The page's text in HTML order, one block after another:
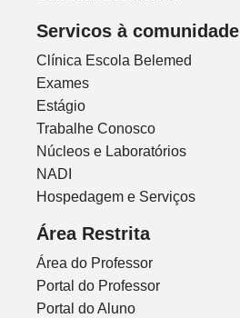
Servicos à comunidade
Clínica Escola Belemed
Exames
Estágio
Trabalhe Conosco
Núcleos e Laboratórios
NADI
Hospedagem e Serviços
Área Restrita
Área do Professor
Portal do Professor
Portal do Aluno